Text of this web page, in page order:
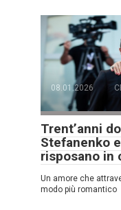
08.01.2026
Trent’anni
Stefanenko
risposano in
Un amore che
modo più romantico